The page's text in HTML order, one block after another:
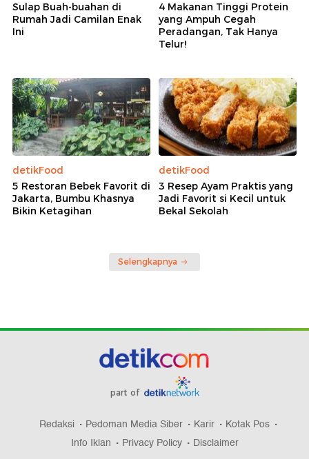
Sulap Buah-buahan di
Rumah Jadi Camilan Enak
Ini
4 Makanan Tinggi Protein
yang Ampuh Cegah
Peradangan, Tak Hanya
Telur!
detikFood
5 Restoran Bebek Favorit di
Jakarta, Bumbu Khasnya
Bikin Ketagihan
detikFood
3 Resep Ayam Praktis yang
Jadi Favorit si Kecil untuk
Bekal Sekolah
Selengkapnya
part of
Redaksi Pedoman Media Siber Karir
Kotak Pos
Info Iklan
Privacy Policy Disclaimer